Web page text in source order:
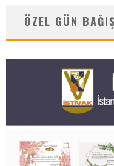
ÖZEL GÜN